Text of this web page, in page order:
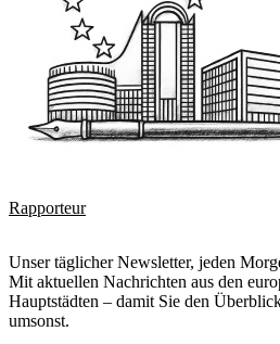
Rapporteur
Unser täglicher Newsletter, jeden
Mit aktuellen Nachrichten aus den
Hauptstädten – damit Sie den
umsonst.